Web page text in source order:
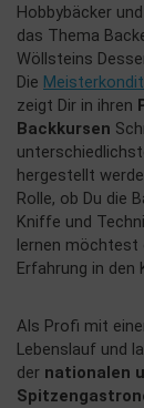
Hobbybäcker
das Thema
Wöllsteins
Die
zeigt Dir in ihren
Backkursen
hergestellt
Rolle, ob Du die
Kniffe und
lernen möchtest
Erfahrung in den
Als Profi mit
Lebenslauf und
der nationalen